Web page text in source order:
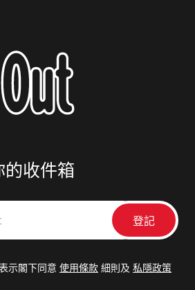
的收件箱
示閣下同意 使用條款 細則及 私隱政策